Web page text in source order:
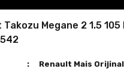
Megane 2 1.5 105
Renault Mais Orijinal